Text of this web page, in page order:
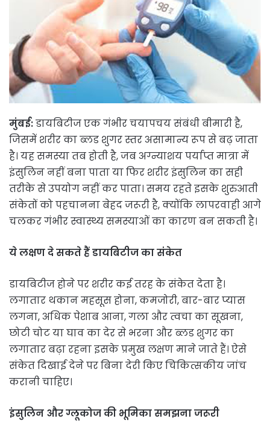
मुंबई:डायबिटीज एक गंभीर चयापचय संबंधी बीमारी है,
जिसमें शरीर का ब्लड शुगर स्तर असामान्य रूप से बढ़ जाता
है। यह समस्या तब होती है, जब अग्न्याशय पर्याप्त मात्रा में
इंसुलिन नहीं बना पाता या फिर शरीर इंसुलिन का सही
तरीके से उपयोग नहीं कर पाता। समय रहते इसके शुरुआती
संकेतों को पहचानना बेहद जरूरी है, क्योंकि लापरवाही आगे
चलकर गंभीर स्वास्थ्य समस्याओं का कारण बन सकती है।
ये लक्षण दे सकते हैं डायबिटीज का संकेत
डायबिटीज होने पर शरीर कई तरह के संकेत देता है।
लगातार थकान महसूस होना, कमजोरी, बार-बार प्यास
लगना, अधिक पेशाब आना, गला और त्वचा का सूखना,
छोटी चोट या घाव का देर से भरना और ब्लड शुगर का
लगातार बढ़ा रहना इसके प्रमुख लक्षण माने जाते हैं। ऐसे
संकेत दिखाई देने पर बिना देरी किए चिकित्सकीय जांच
करानी चाहिए।
इंसुलिन और ग्लूकोज की भूमिका समझना जरूरी